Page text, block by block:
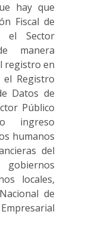
hay que
Fiscal de
el Sector
manera
registro en
Registro
Datos de
Público
ingreso
humanos
del
locales,
de